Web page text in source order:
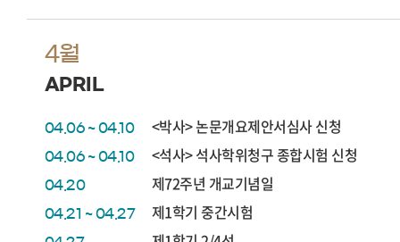
4월
APRIL
04.06 ~ 04.10 <박사> 논문개요제안서심사 신청
04.06 ~ 04.10 <석사> 석사학위청구 종합시험 신청
04.20 제72주년 개교기념일
04.21 ~ 04.27 제1학기 중간시험